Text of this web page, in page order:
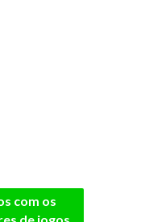
com os
de jogos